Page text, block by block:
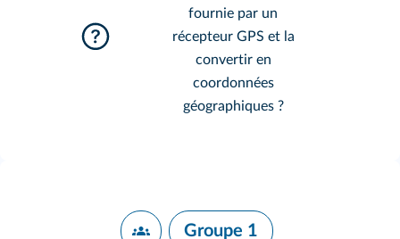
fournie par un
récepteur GPS et la
convertir en
coordonnées
géographiques ?
Groupe 1